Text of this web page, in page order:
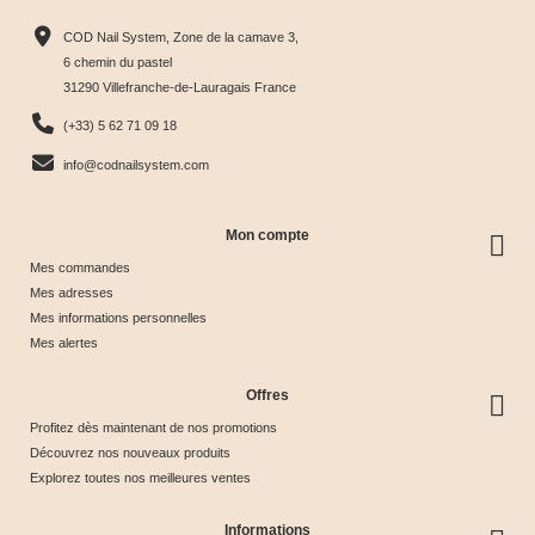
Tips &
nuancier
 
& Tips
Glow &
COD Nail System, Zone de la camave 3,
6 chemin du pastel
31290 Villefranche-de-Lauragais France
(+33) 5 62 71 09 18
info@codnailsystem.com
Mon compte
Mes commandes
Mes adresses
Mes informations personnelles
Mes alertes
Offres
Profitez dès maintenant de nos promotions
Découvrez nos nouveaux produits
Explorez toutes nos meilleures ventes
Informations